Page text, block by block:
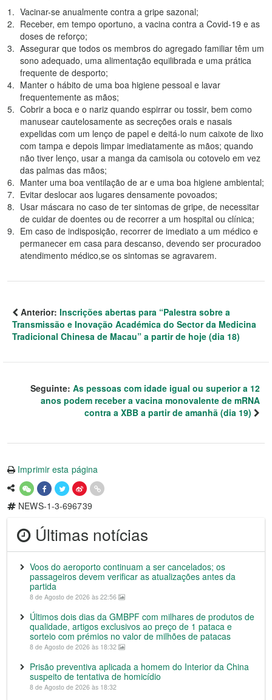
Vacinar-se anualmente contra a gripe sazonal;
Receber, em tempo oportuno, a vacina contra a Covid-19 e as
doses de reforço;
Assegurar que todos os membros do agregado familiar têm um
sono adequado, uma alimentação equilibrada e uma prática
frequente de desporto;
Manter o hábito de uma boa higiene pessoal e lavar
frequentemente as mãos;
Cobrir a boca e o nariz quando espirrar ou tossir, bem como
manusear cautelosamente as secreções orais e nasais
expelidas com um lenço de papel e deitá-lo num caixote de lixo
com tampa e depois limpar imediatamente as mãos; quando
não tiver lenço, usar a manga da camisola ou cotovelo em vez
das palmas das mãos;
Manter uma boa ventilação de ar e uma boa higiene ambiental;
Evitar deslocar aos lugares densamente povoados;
Usar máscara no caso de ter sintomas de gripe, de necessitar
de cuidar de doentes ou de recorrer a um hospital ou clínica;
Em caso de indisposição, recorrer de imediato a um médico e
permanecer em casa para descanso, devendo ser procuradoo
atendimento médico,se os sintomas se agravarem.
Anterior: Inscrições abertas para “Palestra sobre a
Transmissão e Inovação Académica do Sector da Medicina
Tradicional Chinesa de Macau” a partir de hoje (dia 18)
Seguinte: As pessoas com idade igual ou superior a 12
anos podem receber a vacina monovalente de mRNA
contra a XBB a partir de amanhã (dia 19)
Imprimir esta página
NEWS-1-3-696739
Últimas notícias
Voos do aeroporto continuam a ser cancelados; os
passageiros devem verificar as atualizações antes da
partida
8 de Agosto de 2026 às 22:56
Últimos dois dias da GMBPF com milhares de produtos de
qualidade, artigos exclusivos ao preço de 1 pataca e
sorteio com prémios no valor de milhões de patacas
8 de Agosto de 2026 às 18:32
Prisão preventiva aplicada a homem do Interior da China
suspeito de tentativa de homicídio
8 de Agosto de 2026 às 18:32